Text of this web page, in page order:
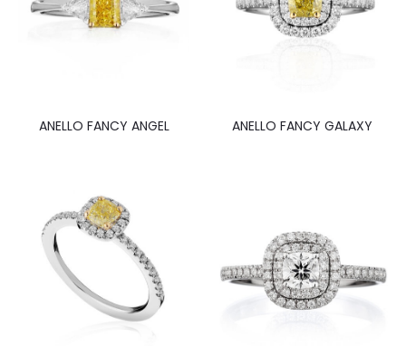
ANELLO FANCY ANGEL ANELLO FANCY GALAXY